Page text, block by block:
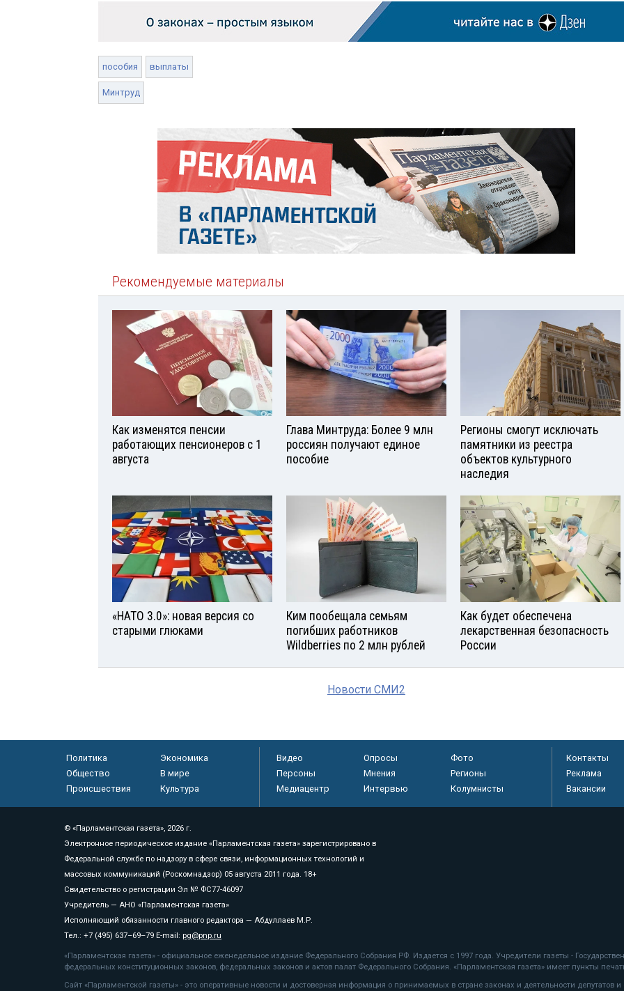
пособия выплаты
Минтруд
Рекомендуемые материалы
Как изменятся пенсии
работающих пенсионеров с 1
августа
Глава Минтруда: Более 9 млн
россиян получают единое
пособие
Регионы смогут исключать
памятники из реестра
объектов культурного
наследия
«НАТО 3.0»: новая версия со
старыми глюками
Ким пообещала семьям
погибших работников
Wildberries по 2 млн рублей
Как будет обеспечена
лекарственная безопасность
России
Новости СМИ2
Политика
Экономика
Общество
В мире
Происшествия
Культура
Видео Опросы
Фото
Персоны
Мнения
Регионы
Медиацентр
Интервью Колумнисты
Контакты
Реклама
Вакансии
© «Парламентская газета», 2026 г.
Электронное периодическое издание «Парламентская газета» зарегистрировано в
Федеральной службе по надзору в сфере связи, информационных технологий и
массовых коммуникаций (Роскомнадзор) 05 августа 2011 года. 18+
Свидетельство о регистрации Эл № ФС77-46097
Учредитель — АНО «Парламентская газета»
Исполняющий обязанности главного редактора — Абдуллаев М.Р.
Тел.: +7 (495) 637–69–79 E-mail: pg@pnp.ru
«Парламентская газета» - официальное еженедельное издание Федерального Собрания РФ. Издается с 1997 года. Учредители газеты -
федеральных конституционных законов, федеральных законов и актов палат Федерального Собрания. «Парламентская газета» имеет пункты
Сайт «Парламентской газеты» - это оперативные новости и достоверная информация о принимаемых в стране законах и деятельности депутатов